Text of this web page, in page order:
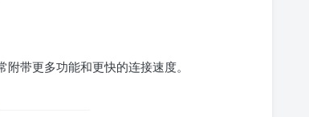
带更多功能和更快的连接速度。